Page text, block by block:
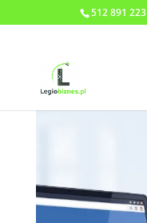
512 891 223